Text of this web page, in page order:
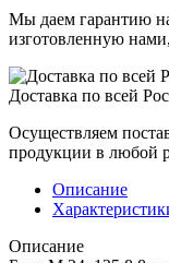
Мы даем гарантию
изготовленную
Доставка по всей
Осуществляем
продукции в любой
Описание
Описание